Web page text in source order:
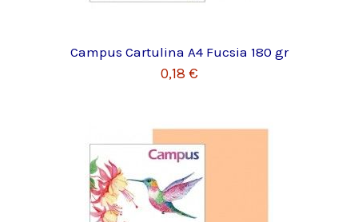
Campus Cartulina A4 Fucsia 180 gr
0,18 €